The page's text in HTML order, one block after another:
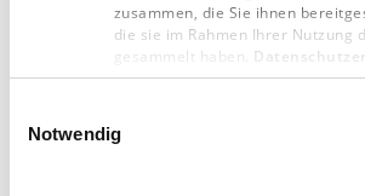
zusammen, die Sie ihnen
die sie im Rahmen Ihrer Nutzung
gesammelt haben.
Impressum
Notwendig
übersichtlicheWebsite zur
Digitalagentur